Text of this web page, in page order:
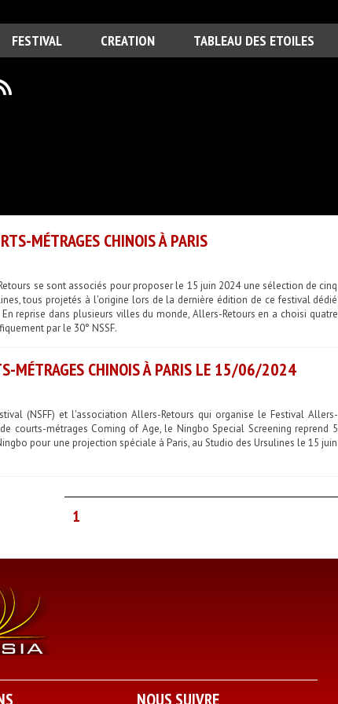
FESTIVAL CREATION TABLEAU DES ETOILES
MÉTRAGES CHINOIS À PARIS
se sont associés pour proposer le 15 juin 2024 une sélection de cinq
tous projetés à l'origine lors de la dernière édition de ce festival dédié
reprise dans plusieurs villes du monde, Allers-Retours en a choisi quatre
par le 30° NSSF.
MÉTRAGES CHINOIS À PARIS LE 15/06/2024
(NSFF) et l'association Allers-Retours qui organise le Festival Allers-
courts-métrages Coming of Age, le Ningbo Special Screening reprend 5
pour une projection spéciale à Paris, au Studio des Ursulines le 15 juin
1
NOUS SUIVRE